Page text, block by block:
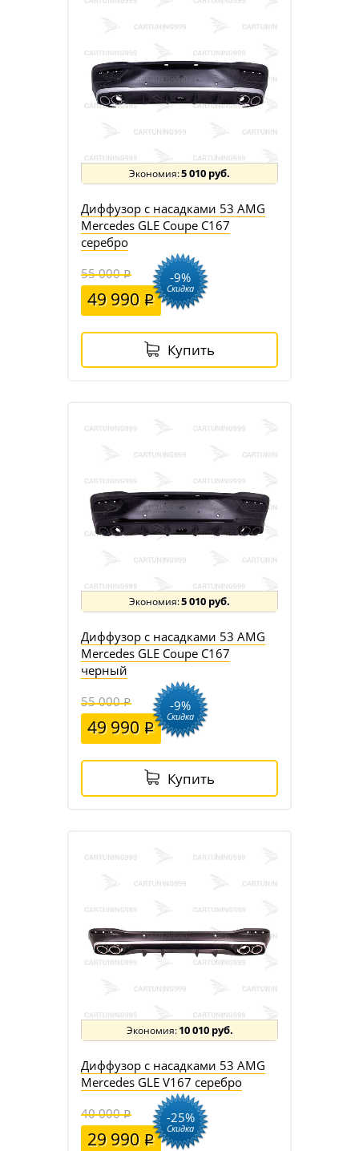
5 010 руб.
Диффузор с насадками 53 AMG
Mercedes GLE Coupe C167
серебро
55 000
49 990
-9%
Скидка
Купить
5 010 руб.
Диффузор с насадками 53 AMG
Mercedes GLE Coupe C167
черный
55 000
49 990
-9%
Скидка
Купить
10 010 руб.
Диффузор с насадками 53 AMG
Mercedes GLE V167 серебро
40 000
29 990
-25%
Скидка